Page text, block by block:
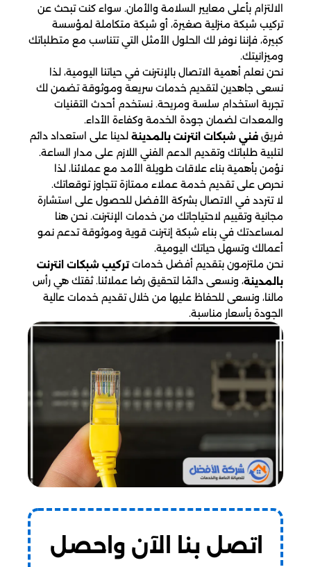
الالتزام بأعلى معايير السلامة والأمان. سواء كنت تبحث عن
تركيب شبكة منزلية صغيرة، أو شبكة متكاملة لمؤسسة
كبيرة، فإننا نوفر لك الحلول الأمثل التي تتناسب مع متطلباتك
وميزانيتك.
نحن نعلم أهمية الاتصال بالإنترنت في حياتنا اليومية، لذا
نسعى جاهدين لتقديم خدمات سريعة وموثوقة تضمن لك
تجربة استخدام سلسة ومريحة. نستخدم أحدث التقنيات
والمعدات لضمان جودة الخدمة وكفاءة الأداء.
فريق فني شبكات انترنت بالمدينة لدينا على استعداد دائم
لتلبية طلباتك وتقديم الدعم الفني اللازم على مدار الساعة.
نؤمن بأهمية بناء علاقات طويلة الأمد مع عملائنا، لذا
نحرص على تقديم خدمة عملاء ممتازة تتجاوز توقعاتك.
لا تتردد في الاتصال بشركة الأفضل للحصول على استشارة
مجانية وتقييم لاحتياجاتك من خدمات الإنترنت. نحن هنا
لمساعدتك في بناء شبكة إنترنت قوية وموثوقة تدعم نمو
أعمالك وتسهل حياتك اليومية.
نحن ملتزمون بتقديم أفضل خدماتتركيب شبكات انترنت
بالمدينة، ونسعى دائمًا لتحقيق رضا عملائنا. ثقتك هي رأس
مالنا، ونسعى للحفاظ عليها من خلال تقديم خدمات عالية
الجودة بأسعار مناسبة.
اتصل بنا الآن واحصل